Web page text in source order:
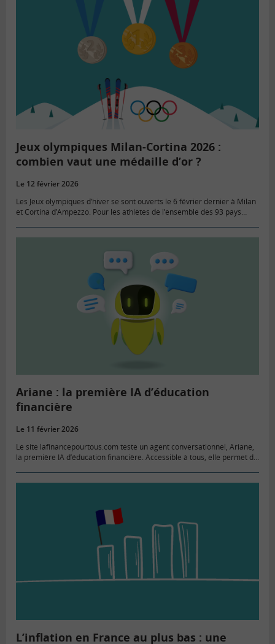
Jeux olympiques Milan-Cortina 2026 :
combien vaut une médaille d’or ?
Le 12 février 2026
Les Jeux olympiques d’hiver se sont ouverts le 6 février dernier à Milan
et Cortina d’Ampezzo. Pour les athlètes de l’ensemble des 93 pays
Ariane : la première IA d’éducation
financière
Le 11 février 2026
Le site lafinancepourtous.com teste un agent conversationnel, Ariane,
la première IA d’éducation financière. Accessible à tous, elle permet de
L’inflation en France au plus bas : une